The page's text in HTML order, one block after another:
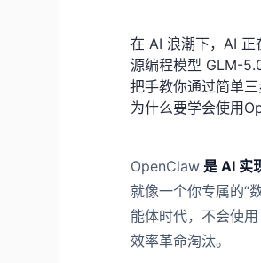
在 AI 浪潮下，AI 正
源编程模型 GLM-
把手教你通过简单
为什么要学会使用
OpenClaw 是 AI 实
就像一个你专属的“
能体时代，不会使
效率革命淘汰。